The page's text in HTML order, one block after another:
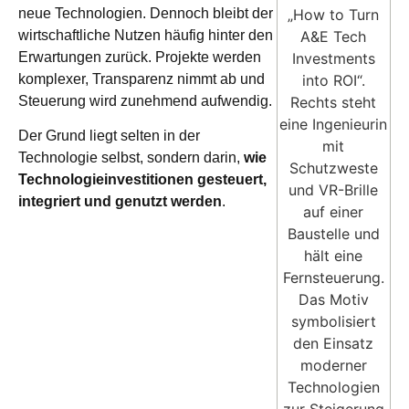
neue Technologien. Dennoch bleibt der
wirtschaftliche Nutzen häufig hinter den
Erwartungen zurück. Projekte werden
komplexer, Transparenz nimmt ab und
Steuerung wird zunehmend aufwendig.
Der Grund liegt selten in der
Technologie selbst, sondern darin, wie
Technologieinvestitionen gesteuert,
integriert und genutzt werden.